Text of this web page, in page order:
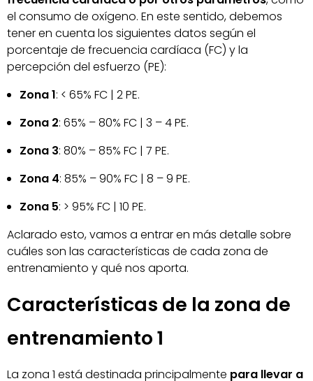
el consumo de oxígeno. En este sentido, debemos
tener en cuenta los siguientes datos según el
porcentaje de frecuencia cardíaca (FC) y la
percepción del esfuerzo (PE):
Zona 1: < 65% FC | 2 PE.
Zona 2: 65% – 80% FC | 3 – 4 PE.
Zona 3: 80% – 85% FC | 7 PE.
Zona 4: 85% – 90% FC | 8 – 9 PE.
Zona 5: > 95% FC | 10 PE.
Aclarado esto, vamos a entrar en más detalle sobre
cuáles son las características de cada zona de
entrenamiento y qué nos aporta.
Características de la zona de
entrenamiento 1
La zona 1 está destinada principalmente para llevar a